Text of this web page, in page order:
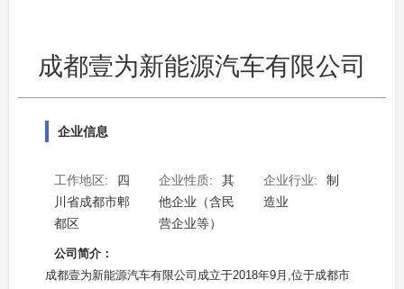
成都壹为新能源汽车有限公司
企业信息
工作地区:
四
川省成都市郫
都区
企业性质:
其
他企业（含民
营企业等）
企业行业:
制
造业
公司简介：
成都壹为新能源汽车有限公司成立于2018年9月,位于成都市